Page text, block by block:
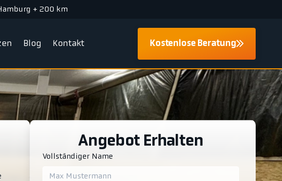
+ 200 km
Blog Kontakt Kostenlose Beratung
Angebot Erhalten
Vollständiger Name